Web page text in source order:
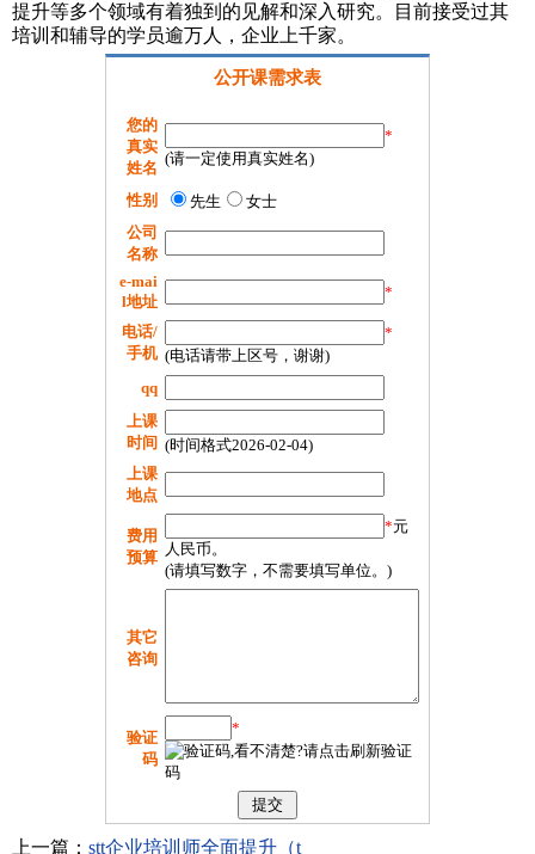
提升等多个领域有着独到的见解和深入研究。目前接受过其
培训和辅导的学员逾万人，企业上千家。
公开课需求表
您的
真实
姓名
*
(请一定使用真实姓名)
性别 先生
女士
公司
名称
e-mai
l地址
*
电话/
手机
*
(电话请带上区号，谢谢)
qq
上课
时间 (时间格式2026-02-04)
上课
地点
费用
预算
*元
人民币。
(请填写数字，不需要填写单位。)
其它
咨询
验证
码
*
上一篇： stt企业培训师全面提升（t